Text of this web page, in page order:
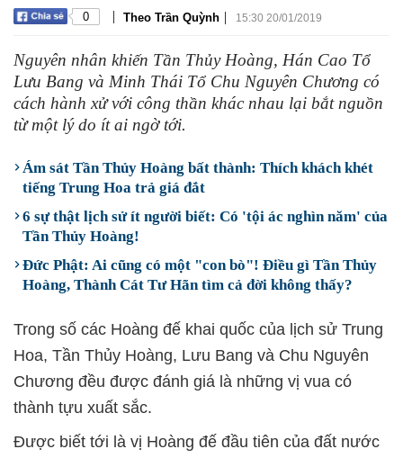
0 | Theo Trần Quỳnh | 15:30 20/01/2019
Nguyên nhân khiến Tần Thủy Hoàng, Hán Cao Tổ
Lưu Bang và Minh Thái Tổ Chu Nguyên Chương có
cách hành xử với công thần khác nhau lại bắt nguồn
từ một lý do ít ai ngờ tới.
Ám sát Tần Thủy Hoàng bất thành: Thích khách khét
tiếng Trung Hoa trả giá đắt
6 sự thật lịch sử ít người biết: Có 'tội ác nghìn năm' của
Tần Thủy Hoàng!
Đức Phật: Ai cũng có một "con bò"! Điều gì Tần Thủy
Hoàng, Thành Cát Tư Hãn tìm cả đời không thấy?
Trong số các Hoàng đế khai quốc của lịch sử Trung
Hoa, Tần Thủy Hoàng, Lưu Bang và Chu Nguyên
Chương đều được đánh giá là những vị vua có
thành tựu xuất sắc.
Được biết tới là vị Hoàng đế đầu tiên của đất nước